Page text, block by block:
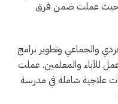
حيث عملت ضمن فرق
والجماعي وتطوير برامج
للآباء والمعلمين. عملت
علاجية شاملة في مدرسة